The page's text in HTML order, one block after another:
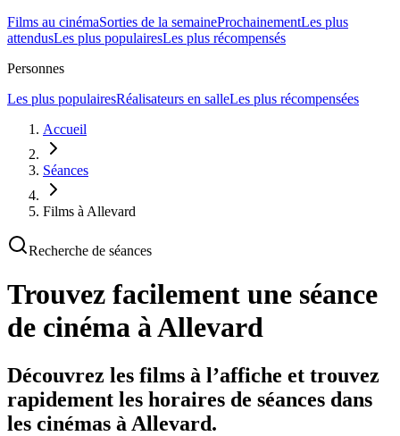
Films au cinémaSorties de la semaineProchainementLes plus
attendusLes plus populairesLes plus récompensés
Personnes
Les plus populairesRéalisateurs en salleLes plus récompensées
Accueil
Séances
Films à Allevard
Recherche de séances
Trouvez facilement une séance
de cinéma à Allevard
Découvrez les films à l’affiche et trouvez
rapidement les horaires de séances dans
les cinémas à Allevard.